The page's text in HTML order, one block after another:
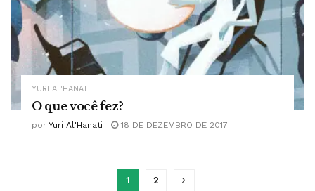
YURI AL'HANATI
O que você fez?
por Yuri Al'Hanati 18 DE DEZEMBRO DE 2017
1 2